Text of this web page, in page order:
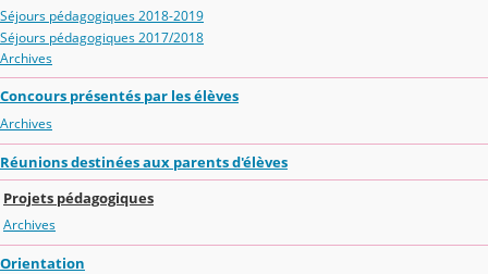
Séjours pédagogiques 2018-2019
Séjours pédagogiques 2017/2018
Archives
Concours présentés par les élèves
Archives
Réunions destinées aux parents d'élèves
Projets pédagogiques
Archives
Orientation